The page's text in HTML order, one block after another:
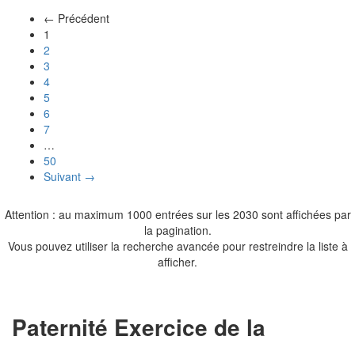
← Précédent
1
2
3
4
5
6
7
…
50
Suivant →
Attention : au maximum 1000 entrées sur les 2030 sont affichées par
la pagination.
Vous pouvez utiliser la recherche avancée pour restreindre la liste à
afficher.
Paternité Exercice de la